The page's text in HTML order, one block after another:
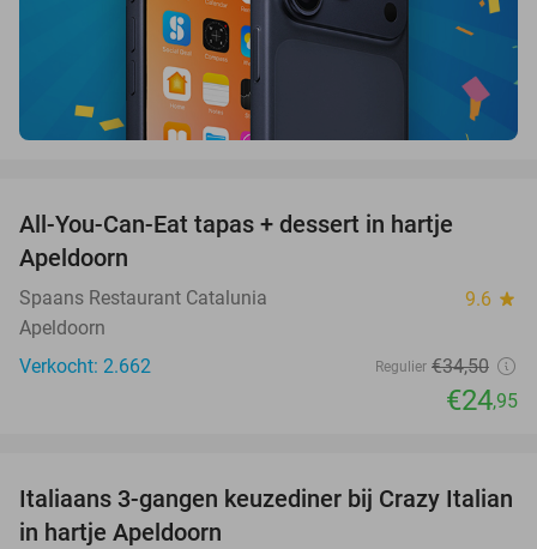
All-You-Can-Eat tapas + dessert in hartje
Apeldoorn
Spaans Restaurant Catalunia 9.6 star
Apeldoorn
Verkocht: 2.662
Regulier €34,50
€24,95
27%
Italiaans 3-gangen keuzediner bij Crazy Italian
in hartje Apeldoorn